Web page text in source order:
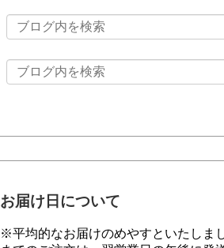
お届け日について
※平均的なお届けのめやすといたしま